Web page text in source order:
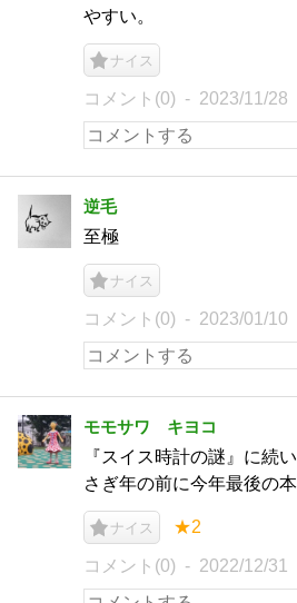
やすい。
ナイス
コメント(0) 2023/11/28
逆毛
至極
ナイス
コメント(0) 2023/01/10
モモサワ キヨコ
『スイス時計の謎』に続
さぎ年の前に今年最後の本
ナイス ★2
コメント(0) 2022/12/31